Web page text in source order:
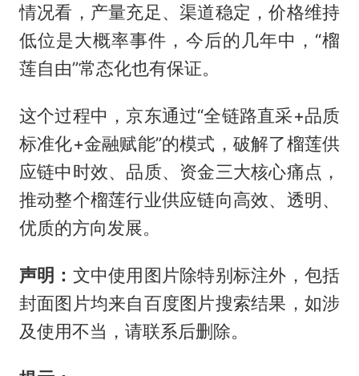
情况看，产量充足、渠道稳定，价格维持
低位是大概率事件，今后的几年中，“榴
莲自由”常态化也有保证。
这个过程中，京东通过“全链路直采+品质
标准化+金融赋能”的模式，破解了榴莲供
应链中时效、品质、资金三大核心痛点，
推动整个榴莲行业供应链向高效、透明、
优质的方向发展。
声明： 文中使用图片除特别标注外，包括
封面图片均来自百度图片搜索结果，如涉
及使用不当，请联系后删除。